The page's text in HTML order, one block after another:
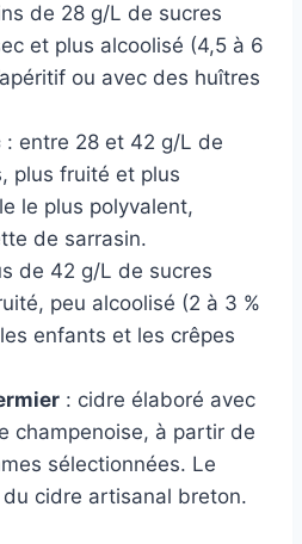
de 28 g/L de sucres
et plus alcoolisé (4,5 à 6
ou avec des huîtres
: entre 28 et 42 g/L de
plus fruité et plus
le plus polyvalent,
de sarrasin.
de 42 g/L de sucres
peu alcoolisé (2 à 3 %
enfants et les crêpes
: cidre élaboré avec
champenoise, à partir de
sélectionnées. Le
cidre artisanal breton.